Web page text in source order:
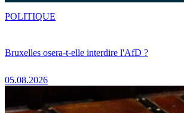
Bruxelles osera-t-elle interdire l'AfD ?
05.08.2026
POLITIQUE